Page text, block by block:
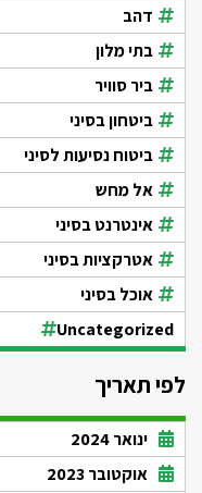
דהב
בתי מלון
ביר סוויר
ביטחון בסיני
ביטוח נסיעות לסיני
אל מחש
אינטרנט בסיני
אטרקציות בסיני
אוכל בסיני
Uncategorized
לפי תאריך
ינואר 2024
אוקטובר 2023